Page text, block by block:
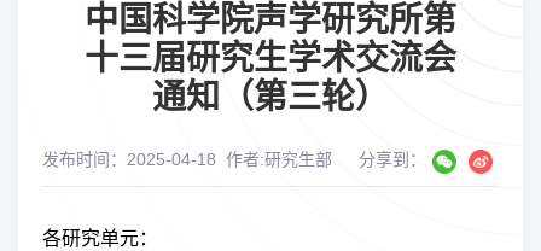
中国科学院声学研究所第
十三届研究生学术交流会
通知（第三轮）
发布时间：2025-04-18 作者:研究生部 分享到：
各研究单元：